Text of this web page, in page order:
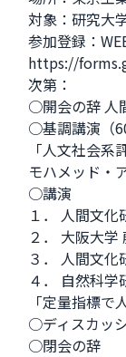
対象：研究大
参加登録：
https://
次第：
○開会の辞 人
○基調講演（
「人文社会系
モハメッド・
○講演
１． 人間文
２． 大阪大
３． 人間文
４． 自然科
「定量指標で
○ディスカッ
○閉会の辞